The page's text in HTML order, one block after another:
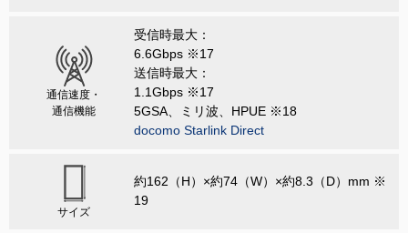
通信速度・
通信機能
受信時最大：
6.6Gbps ※17
送信時最大：
1.1Gbps ※17
5GSA、ミリ波、HPUE ※18
docomo Starlink Direct
サイズ
約162（H）×約74（W）×約8.3（D）mm ※
19